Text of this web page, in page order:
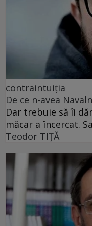
contraintuiția
De ce n-avea
Dar trebuie să îi
măcar a încercat.
Teodor TIŢĂ